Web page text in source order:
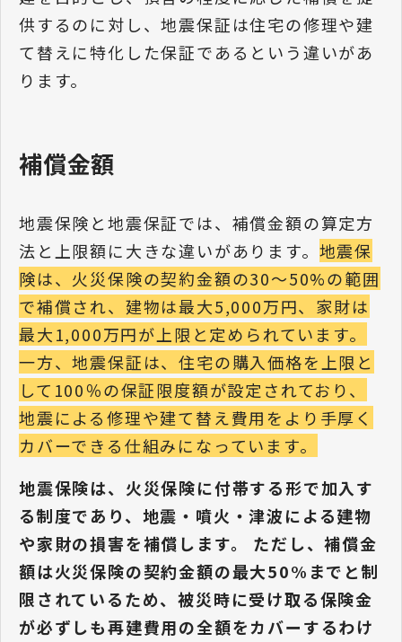
供するのに対し、地震保証は住宅の修理や建
て替えに特化した保証であるという違いがあ
ります。
補償金額
地震保険と地震保証では、補償金額の算定方
法と上限額に大きな違いがあります。 地震保
険は、火災保険の契約金額の30～50%の範囲
で補償され、建物は最大5,000万円、家財は
最大1,000万円が上限と定められています。
一方、地震保証は、住宅の購入価格を上限と
して100％の保証限度額が設定されており、
地震による修理や建て替え費用をより手厚く
カバーできる仕組みになっています。
地震保険は、火災保険に付帯する形で加入す
る制度であり、地震・噴火・津波による建物
や家財の損害を補償します。 ただし、補償金
額は火災保険の契約金額の最大50%までと制
限されているため、被災時に受け取る保険金
が必ずしも再建費用の全額をカバーするわけ